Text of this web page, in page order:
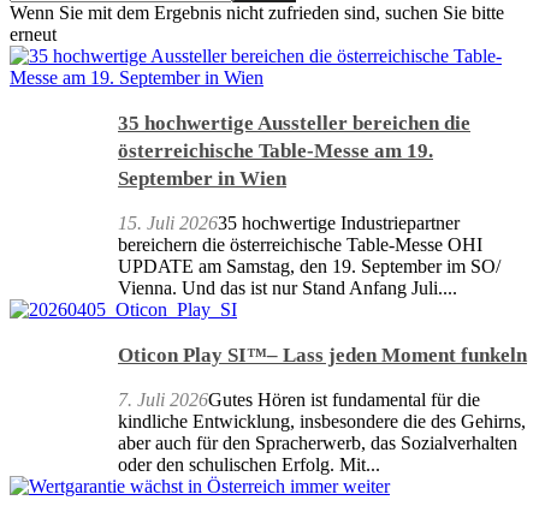
Wenn Sie mit dem Ergebnis nicht zufrieden sind, suchen Sie bitte
erneut
35 hochwertige Aussteller bereichen die
österreichische Table-Messe am 19.
September in Wien
15. Juli 202635 hochwertige Industriepartner
bereichern die österreichische Table-Messe OHI
UPDATE am Samstag, den 19. September im SO/
Vienna. Und das ist nur Stand Anfang Juli....
Oticon Play SI™– Lass jeden Moment funkeln
7. Juli 2026Gutes Hören ist fundamental für die
kindliche Entwicklung, insbesondere die des Gehirns,
aber auch für den Spracherwerb, das Sozialverhalten
oder den schulischen Erfolg. Mit...